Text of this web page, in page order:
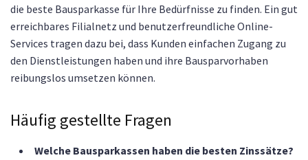
die beste Bausparkasse für Ihre Bedürfnisse zu finden. Ein gut
erreichbares Filialnetz und benutzerfreundliche Online-
Services tragen dazu bei, dass Kunden einfachen Zugang zu
den Dienstleistungen haben und ihre Bausparvorhaben
reibungslos umsetzen können.
Häufig gestellte Fragen
Welche Bausparkassen haben die besten Zinssätze?